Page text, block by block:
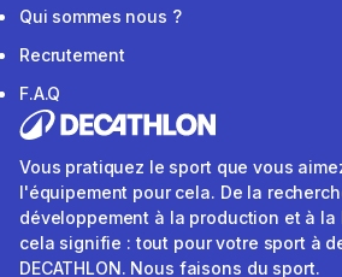
Qui sommes nous ?
Recrutement
F.A.Q
Vous pratiquez le sport que vous
l'équipement pour cela. De la
développement à la production et à la
cela signifie : tout pour votre sport à
DECATHLON. Nous faisons du sport.